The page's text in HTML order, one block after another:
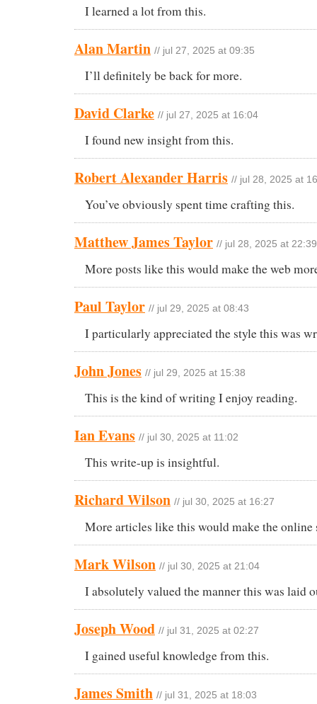
I learned a lot from this.
Alan Martin // jul 27, 2025 at 09:35
I’ll definitely be back for more.
David Clarke // jul 27, 2025 at 16:04
I found new insight from this.
Robert Alexander Harris // jul 28, 2025 at
You’ve obviously spent time crafting this.
Matthew James Taylor // jul 28, 2025 at 22:39
More posts like this would make the web
Paul Taylor // jul 29, 2025 at 08:43
I particularly appreciated the style this was
John Jones // jul 29, 2025 at 15:38
This is the kind of writing I enjoy reading.
Ian Evans // jul 30, 2025 at 11:02
This write-up is insightful.
Richard Wilson // jul 30, 2025 at 16:27
More articles like this would make the online
Mark Wilson // jul 30, 2025 at 21:04
I absolutely valued the manner this was laid
Joseph Wood // jul 31, 2025 at 02:27
I gained useful knowledge from this.
James Smith // jul 31, 2025 at 18:03